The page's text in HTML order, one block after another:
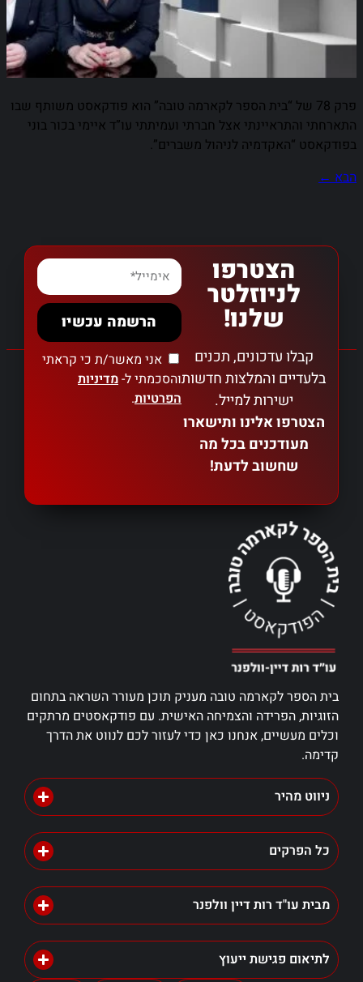
פרק 78 של “בית הספר לקארמה טובה” הוא פודקאסט משותף שבו
התארחתי והתראיינתי אצל חברתי ועמיתתי עו”ד איימי בכור בוני
בפודקאסט “האקדמיה לניהול משברים”.
הבא←
הצטרפו
לניוזלטר
שלנו!
קבלו עדכונים, תכנים
בלעדיים והמלצות חדשות
ישירות למייל.
הצטרפו אלינו ותישארו
מעודכנים בכל מה
שחשוב לדעת!
אני מאשר/ת כי קראתי
והסכמתי ל-מדיניות
הפרטיות.
הרשמה עכשיו
בית הספר לקארמה טובה מעניק תוכן מעורר השראה בתחום
הזוגיות, הפרידה והצמיחה האישית. עם פודקאסטים מרתקים
וכלים מעשיים, אנחנו כאן כדי לעזור לכם לנווט את הדרך
קדימה.
ניווט מהיר
כל הפרקים
מבית עו"ד רות דיין וולפנר
לתיאום פגישת ייעוץ